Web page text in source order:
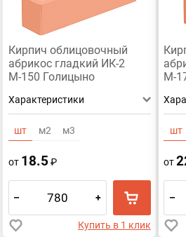
Тербунский гончар
Керамический, белый
Пустотелый керамический
Для камина
Под камень
Слоновая кость
Соломенный
Светлый
Гиперпрессованный
Ручной
Мокко
Кремовый Корица
Кирпич облицовочный
абрикос гладкий ИК-2
М-150 Голицыно
Характеристики
шт м2 м3
от 18.5 ₽
– +
Купить в 1 клик
М-
шт
от
–